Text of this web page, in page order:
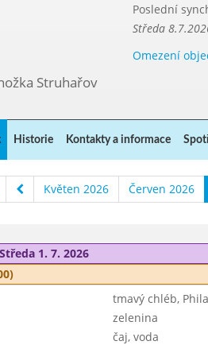
Poslední
Středa
Omezení
Struhařov
Historie Kontakty a informace
Květen 2026 Červen 2026
Středa 1. 7. 2026
tmavý chléb,
zelenina
čaj, voda